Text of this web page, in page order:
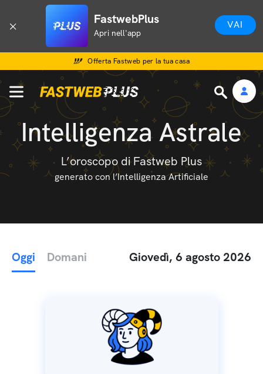
FastwebPlus
Apri nell'app
VAI
Offerta Fastweb per la tua casa
Intelligenza Astrale
L’oroscopo di Fastweb Plus
generato con l’Intelligenza Artificiale
Oggi Domani Giovedì, 6 agosto 2026